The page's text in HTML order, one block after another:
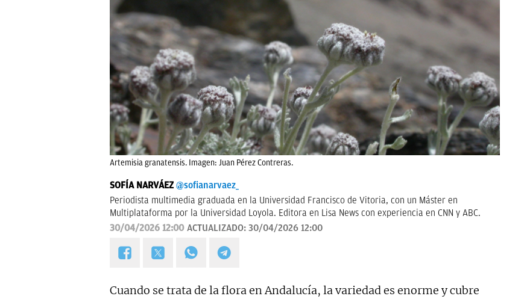
Artemisia granatensis. Imagen: Juan Pérez Contreras.
SOFÍA NARVÁEZ @sofianarvaez_
Periodista multimedia graduada en la Universidad Francisco de Vitoria, con un Máster en
Multiplataforma por la Universidad Loyola. Editora en Lisa News con experiencia en CNN y ABC.
30/04/2026 12:00 ACTUALIZADO: 30/04/2026 12:00
Cuando se trata de la flora en Andalucía, la variedad es enorme y cubre